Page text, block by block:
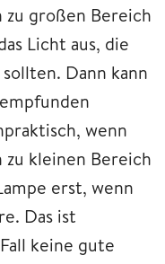
großen Bereich
Licht aus, die
Dann kann
wenn
kleinen Bereich
erst, wenn
Das ist
keine gute